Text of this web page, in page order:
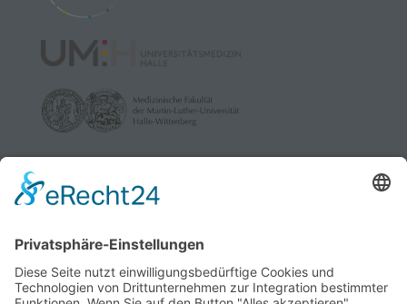
Management Platform
gefördert durch: